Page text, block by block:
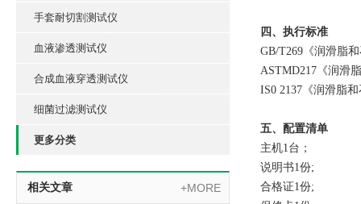
手套耐切割测试仪
血液渗透测试仪
合成血液穿透测试仪
细菌过滤测试仪
更多分类
相关文章 +MORE
四、执行标准
GB/T269《润滑脂
ASTMD217《润滑
IS0 2137《润滑脂
五、配置清单
主机1台；
说明书1份;
合格证1份;